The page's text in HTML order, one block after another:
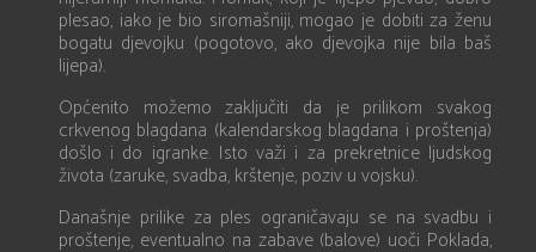
plesao, iako je bio siromašniji, mogao je dobiti za ženu
bogatu djevojku (pogotovo, ako djevojka nije bila baš
lijepa).
Općenito možemo zaključiti da je prilikom svakog
crkvenog blagdana (kalendarskog blagdana i proštenja)
došlo i do igranke. Isto važi i za prekretnice ljudskog
života (zaruke, svadba, krštenje, poziv u vojsku).
Današnje prilike za ples ograničavaju se na svadbu i
proštenje, eventualno na zabave (balove) uoči Poklada,